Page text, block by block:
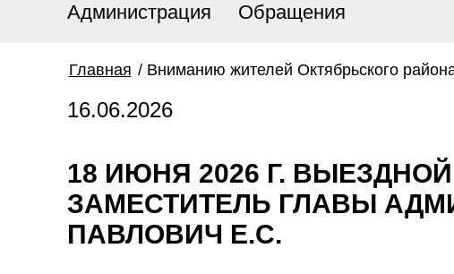
Администрация Обращения
Главная / Вниманию жителей Октябрьского
16.06.2026
18 ИЮНЯ 2026 Г.
ЗАМЕСТИТЕЛЬ ГЛАВЫ
ПАВЛОВИЧ Е.С.